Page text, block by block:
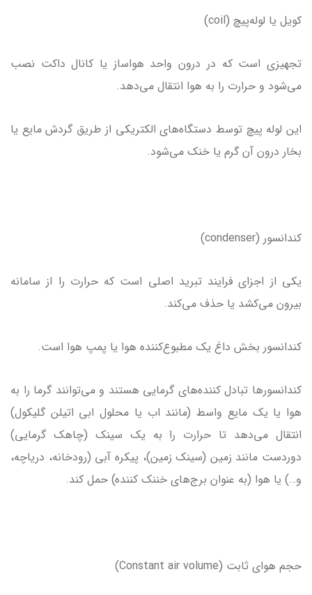
کویل یا لوله‌پیچ (coil)
تجهیزی است که در درون واحد هواساز یا کانال داکت نصب
می‌شود و حرارت را به هوا انتقال می‌دهد.
این لوله پیچ توسط دستگاه‌های الکتریکی از طریق گردش مایع یا
بخار درون آن گرم یا خنک می‌شود.
کندانسور (condenser)
یکی از اجزای فرایند تبرید اصلی است که حرارت را از سامانه
بیرون می‌کشد یا حذف می‌کند.
کندانسور بخش داغ یک مطبوع‌کننده هوا یا پمپ هوا است.
کندانسورها تبادل کننده‌های گرمایی هستند و می‌توانند گرما را به
هوا یا یک مایع واسط (مانند اب یا محلول ابی اتیلن گلیکول)
انتقال می‌دهد تا حرارت را به یک سینک (چاهک گرمایی)
دوردست مانند زمین (سینک زمین)، پیکره آبی (رودخانه، دریاچه،
و…) یا هوا (به عنوان برج‌های خننک کننده) حمل کند.
حجم هوای ثابت (Constant air volume)